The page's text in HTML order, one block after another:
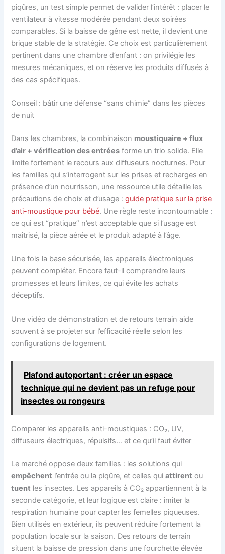
piqûres, un test simple permet de valider l’intérêt : placer le
ventilateur à vitesse modérée pendant deux soirées
comparables. Si la baisse de gêne est nette, il devient une
brique stable de la stratégie. Ce choix est particulièrement
pertinent dans une chambre d’enfant : on privilégie les
mesures mécaniques, et on réserve les produits diffusés à
des cas spécifiques.
Conseil : bâtir une défense “sans chimie” dans les pièces
de nuit
Dans les chambres, la combinaison moustiquaire + flux
d’air + vérification des entrées forme un trio solide. Elle
limite fortement le recours aux diffuseurs nocturnes. Pour
les familles qui s’interrogent sur les prises et recharges en
présence d’un nourrisson, une ressource utile détaille les
précautions de choix et d’usage :guide pratique sur la prise
anti-moustique pour bébé. Une règle reste incontournable :
ce qui est “pratique” n’est acceptable que si l’usage est
maîtrisé, la pièce aérée et le produit adapté à l’âge.
Une fois la base sécurisée, les appareils électroniques
peuvent compléter. Encore faut-il comprendre leurs
promesses et leurs limites, ce qui évite les achats
déceptifs.
Une vidéo de démonstration et de retours terrain aide
souvent à se projeter sur l’efficacité réelle selon les
configurations de logement.
Plafond autoportant : créer un espace
technique qui ne devient pas un refuge pour
insectes ou rongeurs
Comparer les appareils anti-moustiques : CO₂, UV,
diffuseurs électriques, répulsifs… et ce qu’il faut éviter
Le marché oppose deux familles : les solutions qui
empêchent l’entrée ou la piqûre, et celles quiattirent ou
tuent les insectes. Les appareils à CO₂ appartiennent à la
seconde catégorie, et leur logique est claire : imiter la
respiration humaine pour capter les femelles piqueuses.
Bien utilisés en extérieur, ils peuvent réduire fortement la
population locale sur la saison. Des retours de terrain
situent la baisse de pression dans une fourchette élevée